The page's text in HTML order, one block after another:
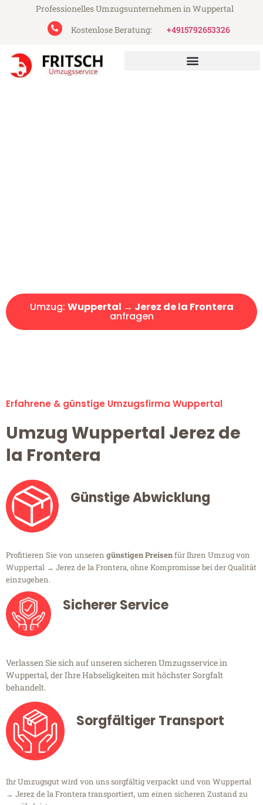
Professionelles Umzugsunternehmen in Wuppertal
Kostenlose Beratung:
+4915792653326
Umzug: Wuppertal → Jerez de la Frontera
anfragen
Erfahrene & günstige Umzugsfirma Wuppertal
Umzug Wuppertal Jerez de
la Frontera
Günstige Abwicklung
Profitieren Sie von unseren günstigen Preisenfür Ihren Umzug von
Wuppertal → Jerez de la Frontera, ohne Kompromisse bei der Qualität
einzugehen.
Sicherer Service
Verlassen Sie sich auf unseren sicheren Umzugsservice in
Wuppertal, der Ihre Habseligkeiten mit höchster Sorgfalt
behandelt.
Sorgfältiger Transport
Ihr Umzugsgut wird von uns sorgfältig verpackt und von Wuppertal
→ Jerez de la Frontera transportiert, um einen sicheren Zustand zu